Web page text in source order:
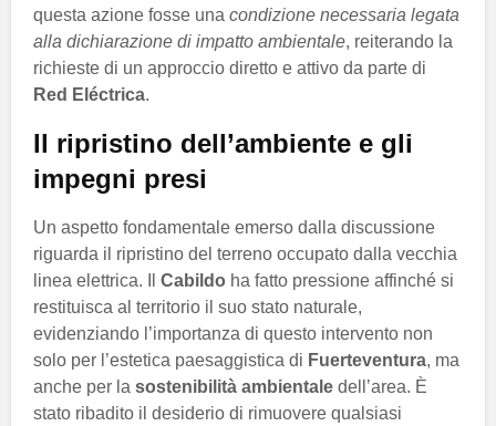
questa azione fosse una condizione necessaria legata
alla dichiarazione di impatto ambientale, reiterando la
richieste di un approccio diretto e attivo da parte di
Red Eléctrica.
Il ripristino dell’ambiente e gli
impegni presi
Un aspetto fondamentale emerso dalla discussione
riguarda il ripristino del terreno occupato dalla vecchia
linea elettrica. Il Cabildo ha fatto pressione affinché si
restituisca al territorio il suo stato naturale,
evidenziando l’importanza di questo intervento non
solo per l’estetica paesaggistica di Fuerteventura, ma
anche per la sostenibilità ambientale dell’area. È
stato ribadito il desiderio di rimuovere qualsiasi